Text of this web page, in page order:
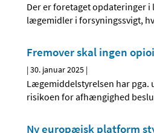
Der er foretaget opdateringer
lægemidler i forsyningssvigt,
Fremover skal ingen
|30. januar 2025 |
Lægemiddelstyrelsen har pga.
risikoen for afhængighed
Ny europæisk platform